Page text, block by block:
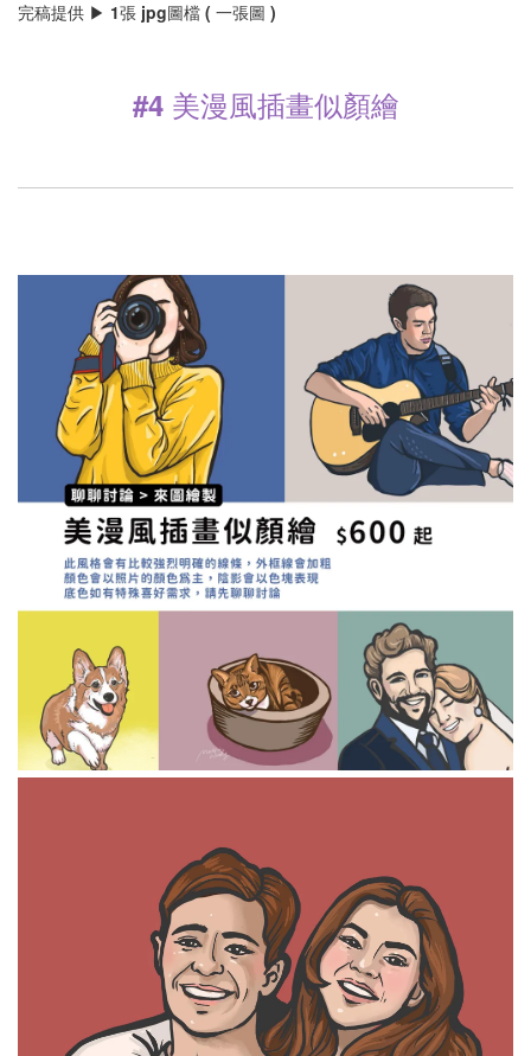
完稿提供 ▶ 1張 jpg圖檔 ( 一張圖 )
#4 美漫風插畫似顏繪